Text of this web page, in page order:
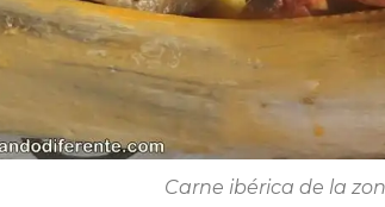
Carne ibérica de la